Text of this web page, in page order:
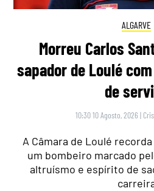
ALGARVE
Morreu Carlos
sapador de Loulé
de
10:30 10 Agosto, 2026 |
A Câmara de Loulé
um bombeiro marcado
altruísmo e espírito de